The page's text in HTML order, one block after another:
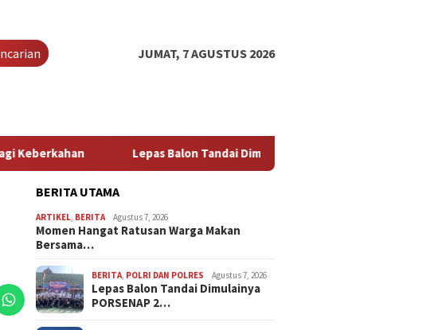
JUMAT, 7 AGUSTUS 2026
Lepas Balon Tandai Dimulainya PORSENAP 2026, Lapas Sidoarjo
BERITA UTAMA
ARTIKEL, BERITA Agustus 7, 2026
Momen Hangat Ratusan Warga Makan
Bersama…
BERITA, POLRI DAN POLRES Agustus 7, 2026
Lepas Balon Tandai Dimulainya
PORSENAP 2…